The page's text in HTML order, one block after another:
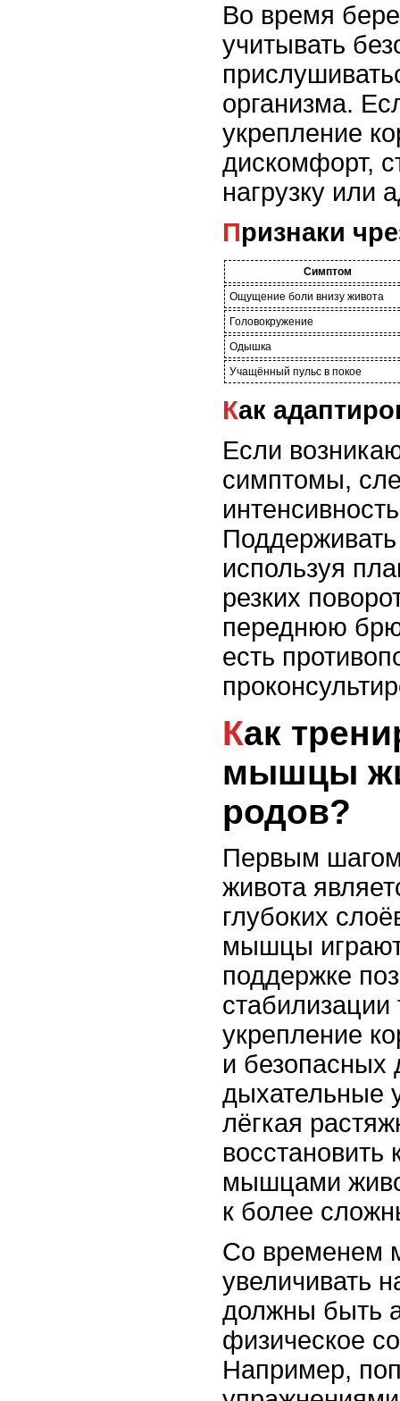
Во время
учитывать
организма.
укрепление
дискомфорт,
нагрузку или
Признаки
Симптом
Ощущение боли внизу живота
Головокружение
Одышка
Учащённый пульс в покое
Как
Если
симптомы,
используя
резких
переднюю
есть
Как тренировать
мышцы
родов?
Первым
живота
глубоких
мышцы
поддержке
укрепление
и безопасных
дыхательные
лёгкая
восстановить
мышцами
к более
Со временем
увеличивать
должны быть
физическое
Например,